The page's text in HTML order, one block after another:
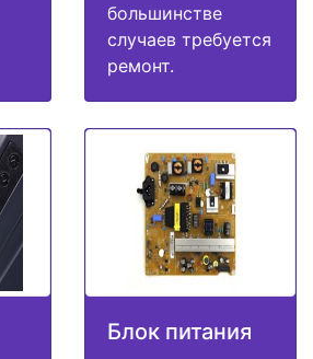
большинстве
случаев требуется
ремонт.
Блок питания